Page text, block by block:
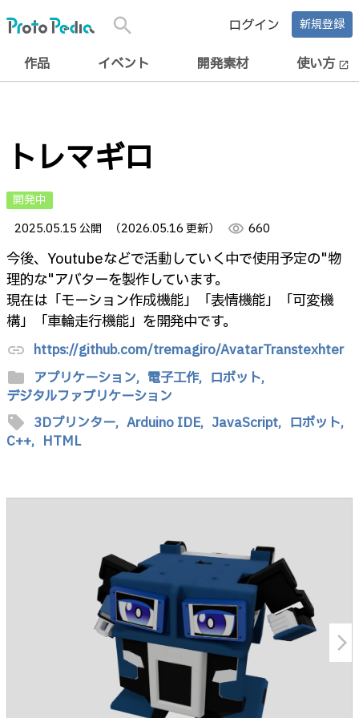
search ログイン 新規登録
作品 イベント 開発素材 使い方 open_in_new
トレマギロ
開発中
2025.05.15 公開
（2026.05.16 更新） visibility 660
今後、Youtubeなどで活動していく中で使用予定の"物
理的な"アバターを製作しています。
現在は「モーション作成機能」「表情機能」「可変機
構」「車輪走行機能」を開発中です。
link https://github.com/tremagiro/AvatarTranstexhter
folder アプリケーション, 電子工作, ロボット,
デジタルファブリケーション
sell 3Dプリンター, Arduino IDE, JavaScript, ロボット,
C++, HTML
arrow_forward_ios